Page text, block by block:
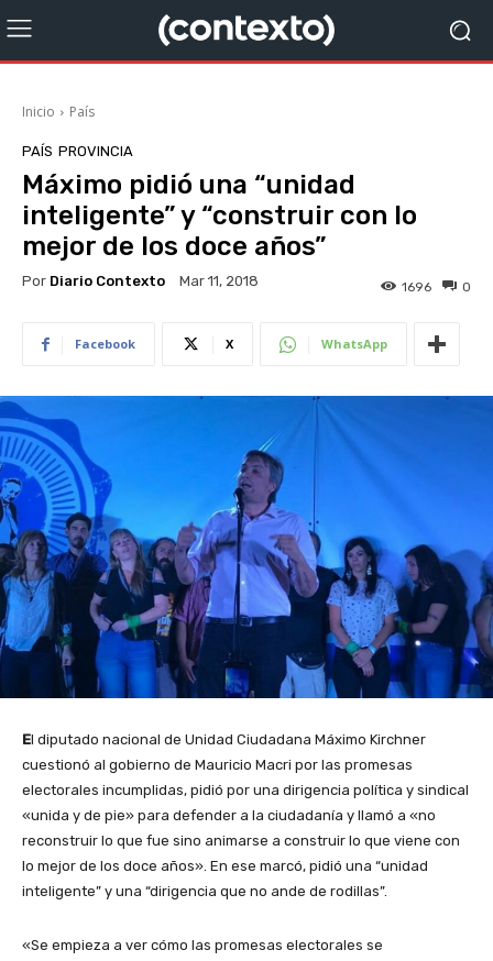
Inicio País
PAÍS PROVINCIA
Máximo pidió una “unidad
inteligente” y “construir con lo
mejor de los doce años”
Por Diario Contexto Mar 11, 2018 0
1696
Facebook X WhatsApp
El diputado nacional de Unidad Ciudadana Máximo Kirchner
cuestionó al gobierno de Mauricio Macri por las promesas
electorales incumplidas, pidió por una dirigencia política y sindical
«unida y de pie» para defender a la ciudadanía y llamó a «no
reconstruir lo que fue sino animarse a construir lo que viene con
lo mejor de los doce años». En ese marcó, pidió una “unidad
inteligente” y una “dirigencia que no ande de rodillas”.
«Se empieza a ver cómo las promesas electorales se